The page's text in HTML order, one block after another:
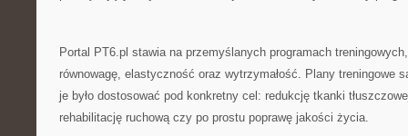
Portal PT6.pl stawia na przemyślanych programach
równowagę, elastyczność oraz wytrzymałość. Plany treningowe
je było dostosować pod konkretny cel: redukcję tkanki
rehabilitację ruchową czy po prostu poprawę jakości życia.